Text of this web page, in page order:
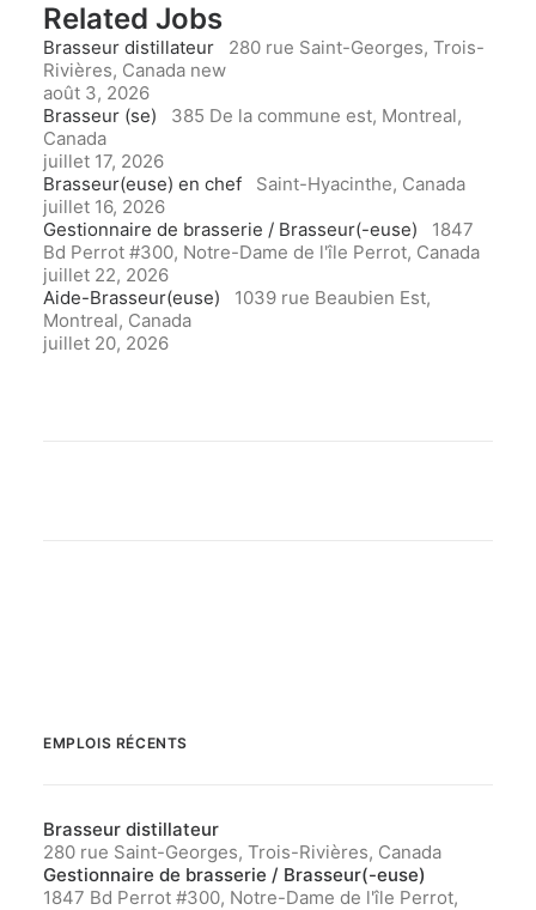
Related Jobs
Brasseur distillateur
280 rue Saint-Georges, Trois-
Rivières, Canada new
août 3, 2026
Brasseur (se)
385 De la commune est, Montreal,
Canada
juillet 17, 2026
Brasseur(euse) en chef
Saint-Hyacinthe, Canada
juillet 16, 2026
Gestionnaire de brasserie / Brasseur(-euse)
1847
Bd Perrot #300, Notre-Dame de l'île Perrot, Canada
juillet 22, 2026
Aide-Brasseur(euse)
1039 rue Beaubien Est,
Montreal, Canada
juillet 20, 2026
EMPLOIS RÉCENTS
Brasseur distillateur
280 rue Saint-Georges, Trois-Rivières, Canada
Gestionnaire de brasserie / Brasseur(-euse)
1847 Bd Perrot #300, Notre-Dame de l'île Perrot,